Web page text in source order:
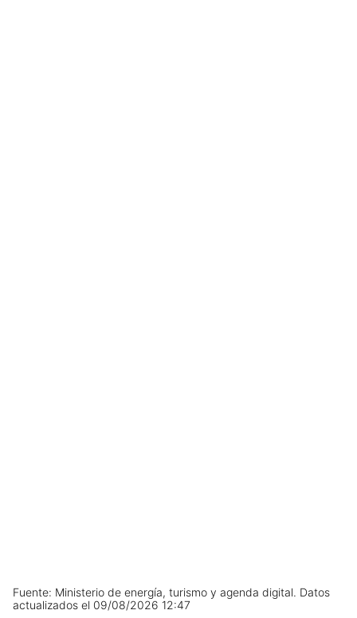
+
Fuente: Ministerio de energía, turismo y agenda digital. Datos
actualizados el 09/08/2026 12:47